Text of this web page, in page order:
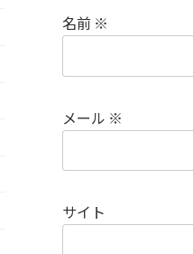
名前 ※
メール ※
サイト